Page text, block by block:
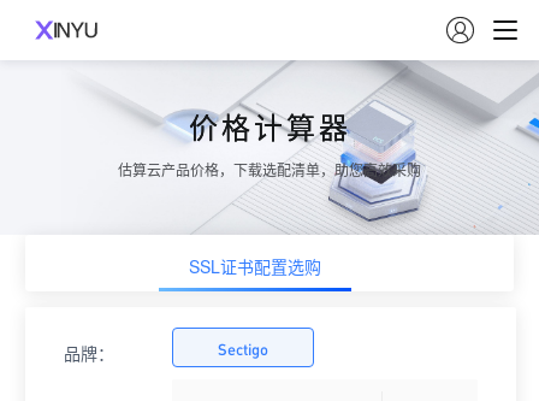

价格计算器
估算云产品价格，下载选配清单，助您高效采购
SSL证书配置选购
品牌： Sectigo